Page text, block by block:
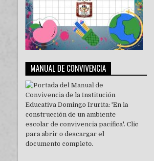
MANUAL DE CONVIVENCIA